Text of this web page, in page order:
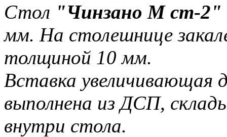
Стол "Чинзано М ст-2"
мм. На столешнице
толщиной 10 мм.
Вставка увеличивающая
выполнена из ДСП,
внутри стола.